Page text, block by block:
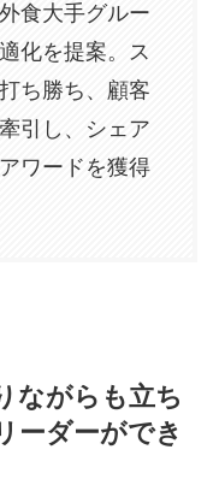
食大手グルー
化を提案。ス
ち勝ち、顧客
引し、シェア
ワードを獲得
ながらも立ち
ーダーができ